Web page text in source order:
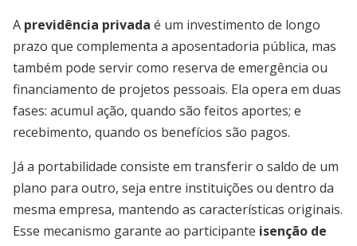
A previdência privada é um investimento de longo
prazo que complementa a aposentadoria pública, mas
também pode servir como reserva de emergência ou
financiamento de projetos pessoais. Ela opera em duas
fases: acumul ação, quando são feitos aportes; e
recebimento, quando os benefícios são pagos.
Já a portabilidade consiste em transferir o saldo de um
plano para outro, seja entre instituições ou dentro da
mesma empresa, mantendo as características originais.
Esse mecanismo garante ao participante isenção de